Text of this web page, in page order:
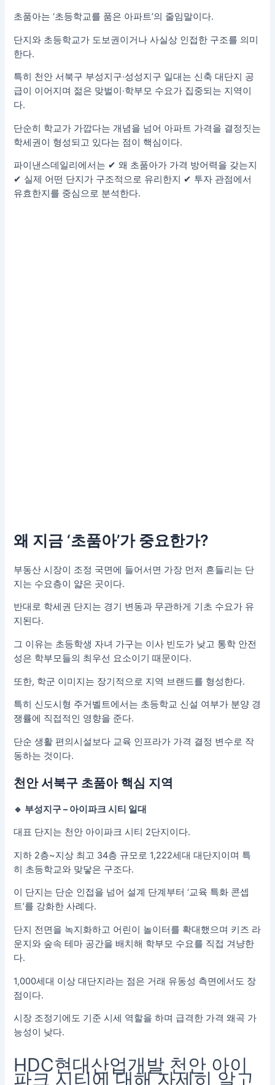
초품아는 ‘초등학교를 품은 아파트’의 줄임말이다.
단지와 초등학교가 도보권이거나 사실상 인접한 구조를 의미
한다.
특히 천안 서북구 부성지구·성성지구 일대는 신축 대단지 공
급이 이어지며 젊은 맞벌이·학부모 수요가 집중되는 지역이
다.
단순히 학교가 가깝다는 개념을 넘어 아파트 가격을 결정짓는
학세권이 형성되고 있다는 점이 핵심이다.
파이낸스데일리에서는 ✔ 왜 초품아가 가격 방어력을 갖는지
✔ 실제 어떤 단지가 구조적으로 유리한지 ✔ 투자 관점에서
유효한지를 중심으로 분석한다.
왜 지금 ‘초품아’가 중요한가?
부동산 시장이 조정 국면에 들어서면 가장 먼저 흔들리는 단
지는 수요층이 얇은 곳이다.
반대로 학세권 단지는 경기 변동과 무관하게 기초 수요가 유
지된다.
그 이유는 초등학생 자녀 가구는 이사 빈도가 낮고 통학 안전
성은 학부모들의 최우선 요소이기 때문이다.
또한, 학군 이미지는 장기적으로 지역 브랜드를 형성한다.
특히 신도시형 주거벨트에서는 초등학교 신설 여부가 분양 경
쟁률에 직접적인 영향을 준다.
단순 생활 편의시설보다 교육 인프라가 가격 결정 변수로 작
동하는 것이다.
천안 서북구 초품아 핵심 지역
🔹 부성지구 – 아이파크 시티 일대
대표 단지는 천안 아이파크 시티 2단지이다.
지하 2층~지상 최고 34층 규모로 1,222세대 대단지이며 특
히 초등학교와 맞닿은 구조다.
이 단지는 단순 인접을 넘어 설계 단계부터 ‘교육 특화 콘셉
트’를 강화한 사례다.
단지 전면을 녹지화하고 어린이 놀이터를 확대했으며 키즈 라
운지와 숲속 테마 공간을 배치해 학부모 수요를 직접 겨냥한
다.
1,000세대 이상 대단지라는 점은 거래 유동성 측면에서도 장
점이다.
시장 조정기에도 기준 시세 역할을 하며 급격한 가격 왜곡 가
능성이 낮다.
HDC현대산업개발 천안 아이
파크 시티에 대해 자세히 알고